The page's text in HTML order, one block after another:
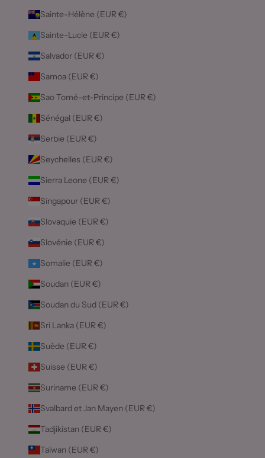
Sainte-Hélène (EUR €)
Sainte-Lucie (EUR €)
Salvador (EUR €)
Samoa (EUR €)
Sao Tomé-et-Principe (EUR €)
Sénégal (EUR €)
Serbie (EUR €)
Seychelles (EUR €)
Sierra Leone (EUR €)
Singapour (EUR €)
Slovaquie (EUR €)
Slovénie (EUR €)
Somalie (EUR €)
Soudan (EUR €)
Soudan du Sud (EUR €)
Sri Lanka (EUR €)
Suède (EUR €)
Suisse (EUR €)
Suriname (EUR €)
Svalbard et Jan Mayen (EUR €)
Tadjikistan (EUR €)
Taïwan (EUR €)